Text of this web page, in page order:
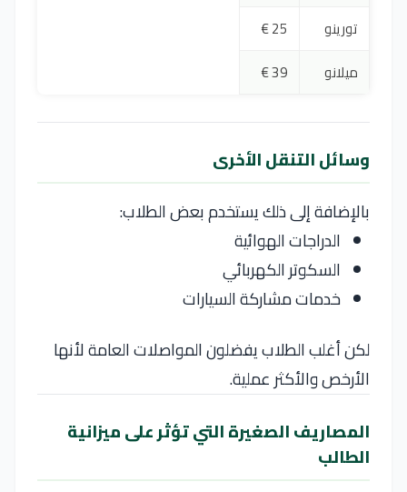
تورينو
25 €
ميلانو
39 €
وسائل التنقل الأخرى
بالإضافة إلى ذلك يستخدم بعض الطلاب:
الدراجات الهوائية
السكوتر الكهربائي
خدمات مشاركة السيارات
لكن أغلب الطلاب يفضلون المواصلات العامة لأنها
الأرخص والأكثر عملية.
المصاريف الصغيرة التي تؤثر على ميزانية
الطالب